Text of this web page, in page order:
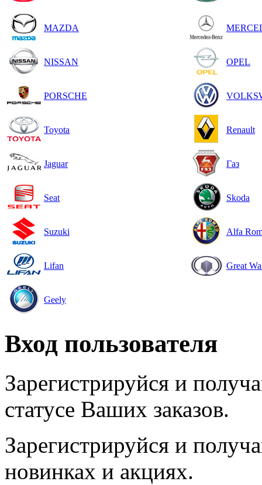
MAZDA
NISSAN OPEL
PORSCHE
Toyota Renault
Jaguar Газ
Seat Skoda
Suzuki Alfa
Lifan Great
Geely
Вход пользователя
Зарегистрируйся и
статусе Ваших заказов.
Зарегистрируйся и
новинках и акциях.